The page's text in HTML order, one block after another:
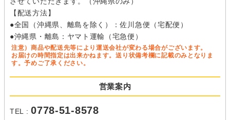
【配送方法】
●全国（沖縄県、離島を除く）：佐川急便（宅配便）
●沖縄県・離島：ヤマト運輸（宅急便）
注意）商品や配送先等により運送会社が変わる場合がございます。
お届けの時間指定は出来かねます。送り状備考欄に記載のみとなりま
す。予めご了承ください。
営業案内
TEL :0778-51-8578